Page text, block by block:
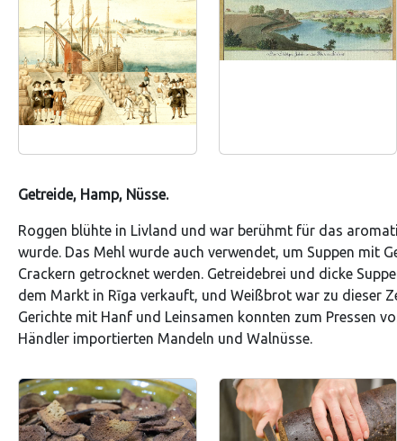
Getreide, Hamp, Nüsse.
Roggen blühte in Livland und war berühmt für das
wurde. Das Mehl wurde auch verwendet, um Suppen mit
Crackern getrocknet werden. Getreidebrei und dicke
dem Markt in Rīga verkauft, und Weißbrot war zu dieser
Gerichte mit Hanf und Leinsamen konnten zum Pressen
Händler importierten Mandeln und Walnüsse.